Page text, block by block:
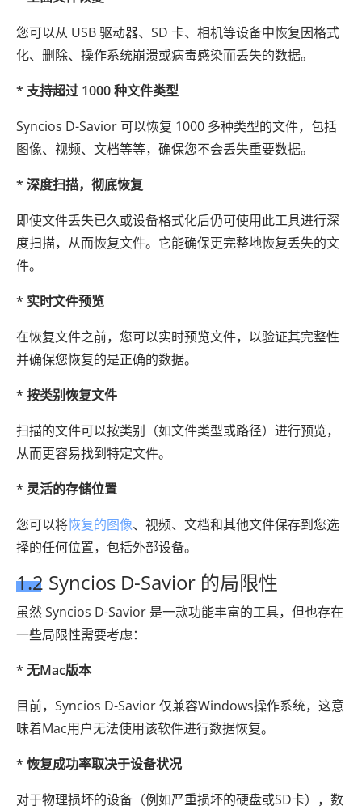
您可以从 USB 驱动器、SD 卡、相机等设备中恢复因格式
化、删除、操作系统崩溃或病毒感染而丢失的数据。
* 支持超过 1000 种文件类型
Syncios D-Savior 可以恢复 1000 多种类型的文件，包括
图像、视频、文档等等，确保您不会丢失重要数据。
* 深度扫描，彻底恢复
即使文件丢失已久或设备格式化后仍可使用此工具进行深
度扫描，从而恢复文件。它能确保更完整地恢复丢失的文
件。
* 实时文件预览
在恢复文件之前，您可以实时预览文件，以验证其完整性
并确保您恢复的是正确的数据。
* 按类别恢复文件
扫描的文件可以按类别（如文件类型或路径）进行预览，
从而更容易找到特定文件。
* 灵活的存储位置
您可以将恢复的图像、视频、文档和其他文件保存到您选
择的任何位置，包括外部设备。
1.2 Syncios D-Savior 的局限性
虽然 Syncios D-Savior 是一款功能丰富的工具，但也存在
一些局限性需要考虑：
* 无Mac版本
目前，Syncios D-Savior 仅兼容Windows操作系统，这意
味着Mac用户无法使用该软件进行数据恢复。
* 恢复成功率取决于设备状况
对于物理损坏的设备（例如严重损坏的硬盘或SD卡），数